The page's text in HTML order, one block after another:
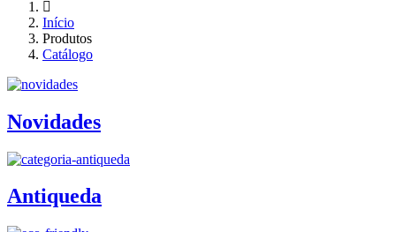
Início
Produtos
Catálogo
Novidades
Antiqueda